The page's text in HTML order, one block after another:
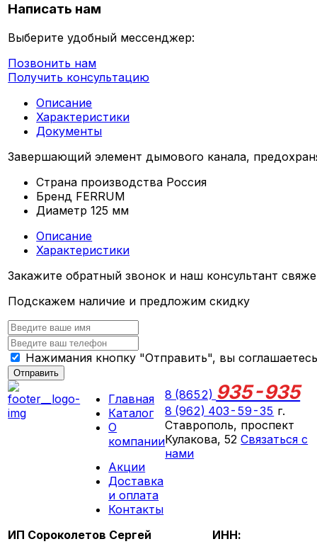
Написать нам
Выберите удобный мессенджер:
Позвонить нам
Получить консультацию
Описание
Характеристики
Документы
Завершающий элемент дымового канала,
Страна производства Россия
Бренд FERRUM
Диаметр 125 мм
Описание
Характеристики
Закажите обратный звонок и наш консультант
Подскажем наличие и предложим скидку
Нажимания кнопку "Отправить", вы
Отправить
Главная
Каталог
О
компании
Акции
Доставка
и оплата
Контакты
8 (8652) 935-935
8 (962) 403-59-35 г.
Ставрополь, проспект
Кулакова, 52Связаться с
нами
ИП Сороколетов Сергей
ИНН: